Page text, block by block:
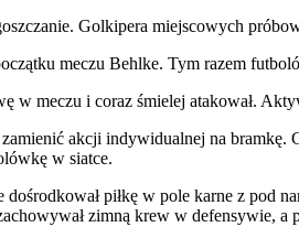
Golkipera miejscowych
meczu Behlke. Tym razem
w meczu i coraz śmielej atakował.
akcji indywidualnej na
w siatce.
piłkę w pole karne z pod
zimną krew w defensywie,